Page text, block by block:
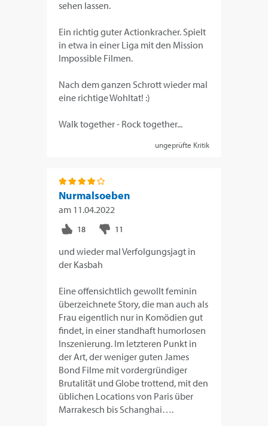
sehen lassen.
Ein richtig guter Actionkracher. Spielt
in etwa in einer Liga mit den Mission
Impossible Filmen.
Nach dem ganzen Schrott wieder mal
eine richtige Wohltat! :)
Walk together - Rock together...
ungeprüfte Kritik
Nurmalsoeben
am 11.04.2022
und wieder mal Verfolgungsjagt in
der Kasbah
Eine offensichtlich gewollt feminin
überzeichnete Story, die man auch als
Frau eigentlich nur in Komödien gut
findet, in einer standhaft humorlosen
Inszenierung. Im letzteren Punkt in
der Art, der weniger guten James
Bond Filme mit vordergründiger
Brutalität und Globe trottend, mit den
üblichen Locations von Paris über
Marrakesch bis Schanghai….